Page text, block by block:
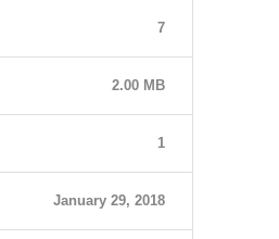
7
2.00 MB
1
January 29, 2018